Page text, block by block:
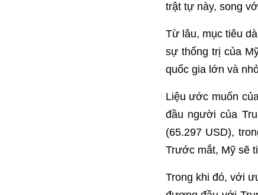
trật tự này, song
Từ lâu, mục tiêu
sự thống trị của
quốc gia lớn và
Liệu ước muốn
đầu người của
(65.297 USD),
Trước mắt, Mỹ sẽ
Trong khi đó, với